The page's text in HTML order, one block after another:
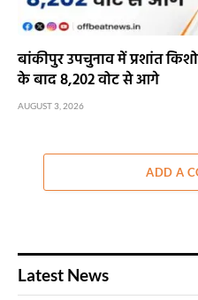
बांकीपुर उपचुनाव में प्रशांत
के बाद 8,202 वोट से आगे
AUGUST 3, 2026
ADD A
Latest News